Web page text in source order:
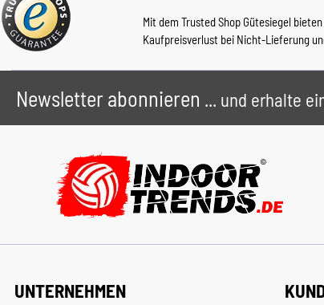
Mit dem Trusted Shop Gütesiegel
Kaufpreisverlust bei Nicht-Lieferung
Newsletter abonnieren ... und erhalte
UNTERNEHMEN